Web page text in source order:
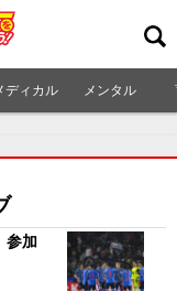
ディカル メンタル
参加